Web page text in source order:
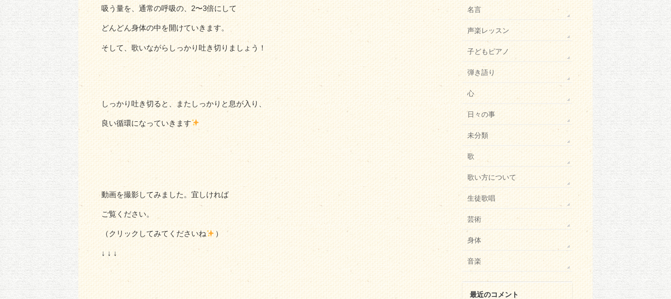
吸う量を、通常の呼吸の、2〜3倍にして
どんどん身体の中を開けていきます。
そして、歌いながらしっかり吐き切りましょう！
しっかり吐き切ると、またしっかりと息が入り、
良い循環になっていきます
動画を撮影してみました。宜しければ
ご覧ください。
（クリックしてみてくださいね ）
↓ ↓ ↓
名言
声楽レッスン
子どもピアノ
弾き語り
心
日々の事
未分類
歌
歌い方について
生徒歌唱
芸術
身体
音楽
最近のコメント